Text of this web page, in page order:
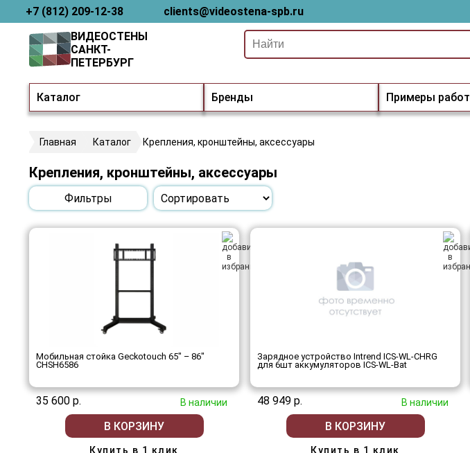
+7 (812) 209-12-38 clients@videostena-spb.ru
Каталог Бренды Примеры работ
ВИДЕОСТЕНЫ
САНКТ-
ПЕТЕРБУРГ
Главная Каталог Крепления, кронштейны, аксессуары
Крепления, кронштейны, аксессуары
Фильтры
Мобильная стойка Geckotouch 65" – 86" ​​​​​​​
CHSH6586
35 600 р. В наличии
В КОРЗИНУ
Купить в 1 клик
Зарядное устройство Intrend ICS-WL-CHRG
для 6шт аккумуляторов ICS-WL-Bat
48 949 р. В наличии
В КОРЗИНУ
Купить в 1 клик